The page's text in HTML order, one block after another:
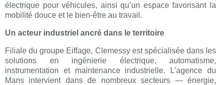
électrique pour véhicules, ainsi qu’un espace favorisant la
mobilité douce et le bien-être au travail.
Un acteur industriel ancré dans le territoire
Filiale du groupe Eiffage, Clemessy est spécialisée dans les
solutions en ingénierie électrique, automatisme,
instrumentation et maintenance industrielle. L’agence du
Mans intervient dans de nombreux secteurs — énergie,